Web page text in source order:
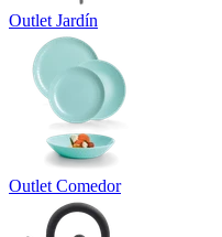
Outlet Jardín
Outlet Comedor